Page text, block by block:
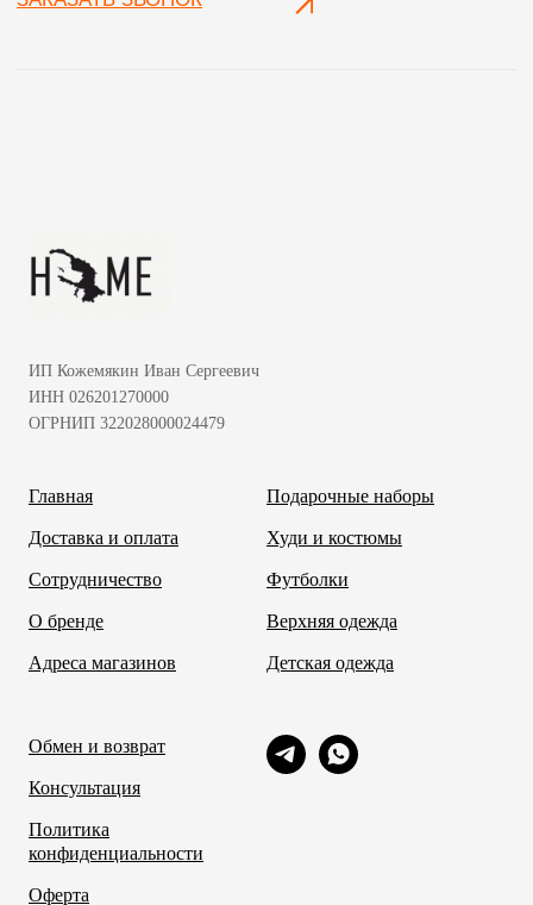
ИП Кожемякин Иван Сергеевич
ИНН 026201270000
ОГРНИП 322028000024479
Главная
Доставка и оплата
Сотрудничество
О бренде
Адреса магазинов
Подарочные наборы
Худи и костюмы
Футболки
Верхняя одежда
Детская одежда
Обмен и возврат
Консультация
Политика
конфиденциальности
Оферта